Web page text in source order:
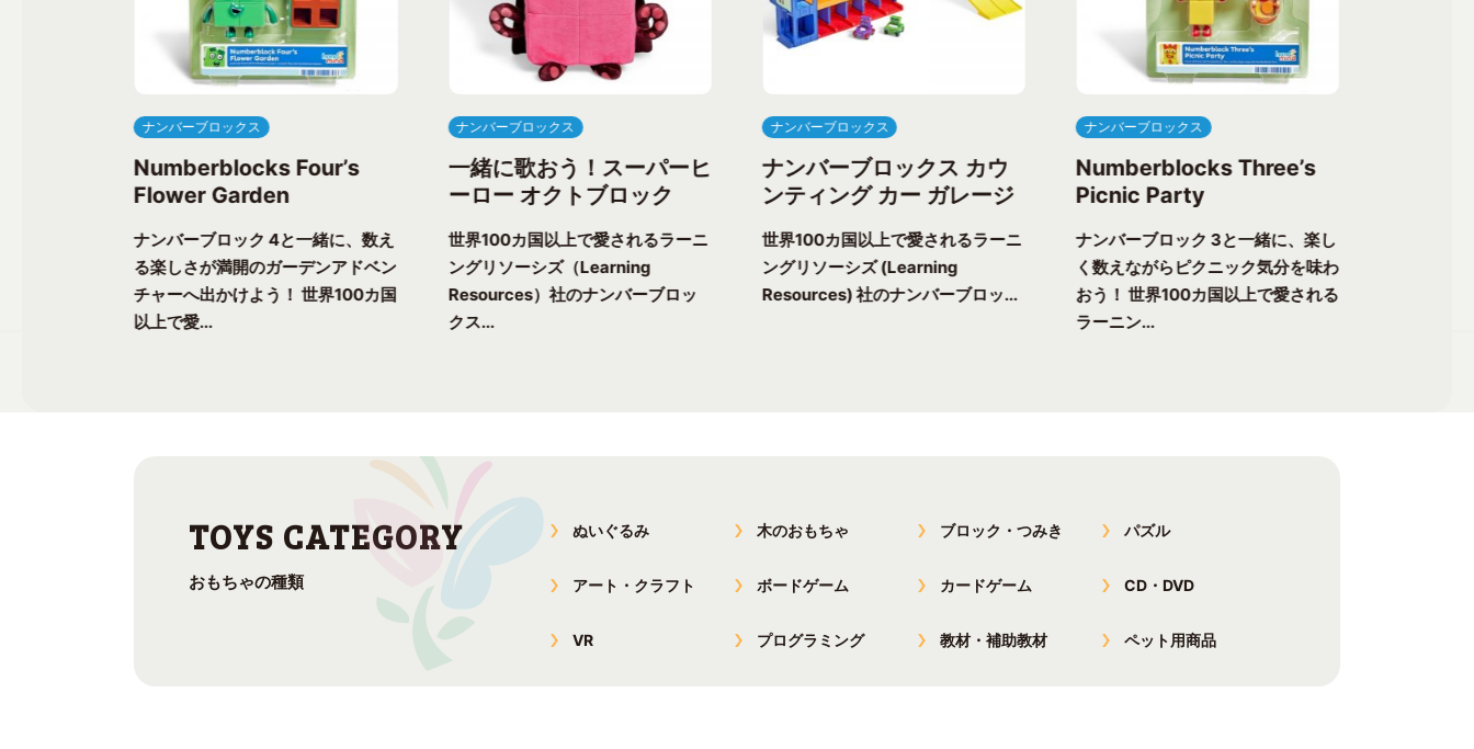
ナンバーブロックス
Numberblocks Four’s
Flower Garden
ナンバーブロック 4と一緒に、数え
る楽しさが満開のガーデンアドベン
チャーへ出かけよう！ 世界100カ国
以上で愛...
ナンバーブロックス
一緒に歌おう！スーパーヒ
ーロー オクトブロック
世界100カ国以上で愛されるラーニ
ングリソーシズ（Learning
Resources）社のナンバーブロッ
クス...
ナンバーブロックス
ナンバーブロックス カウ
ンティング カー ガレージ
世界100カ国以上で愛されるラーニ
ングリソーシズ (Learning
Resources) 社のナンバーブロッ...
ナンバーブロックス
Numberblocks Three’s
Picnic Party
ナンバーブロック 3と一緒に、楽し
く数えながらピクニック気分を味わ
おう！ 世界100カ国以上で愛される
ラーニン...
おもちゃの種類
ぬいぐるみ 木のおもちゃ ブロック・つみき パズル
アート・クラフト ボードゲーム カードゲーム CD・DVD
VR プログラミング 教材・補助教材 ペット用商品